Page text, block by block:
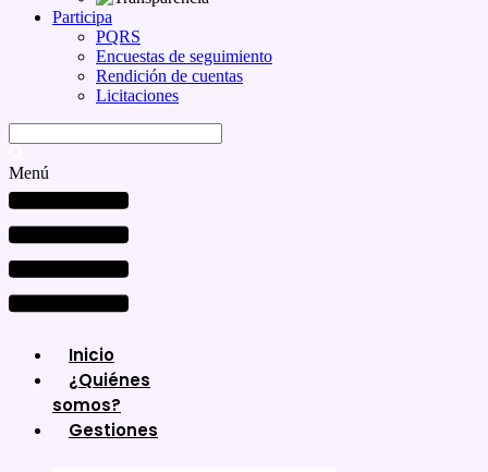
Participa
PQRS
Encuestas de seguimiento
Rendición de cuentas
Licitaciones
Menú
Inicio
¿Quiénes
somos?
Gestiones